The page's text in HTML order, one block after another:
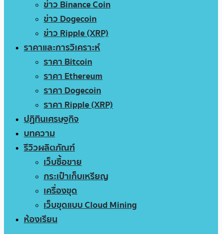
ข่าว Binance Coin
ข่าว Dogecoin
ข่าว Ripple (XRP)
ราคาและการวิเคราะห์
ราคา Bitcoin
ราคา Ethereum
ราคา Dogecoin
ราคา Ripple (XRP)
ปฏิทินเศรษฐกิจ
บทความ
รีวิวผลิตภัณฑ์
เว็บซื้อขาย
กระเป๋าเก็บเหรียญ
เครื่องขุด
เว็บขุดแบบ Cloud Mining
ห้องเรียน